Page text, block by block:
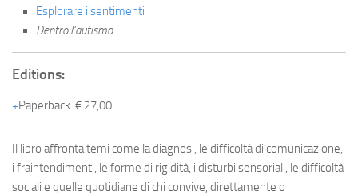
Esplorare i sentimenti
Dentro l'autismo
Editions:
Paperback: € 27,00
Il libro affronta temi come la diagnosi, le difficoltà di comunicazione,
i fraintendimenti, le forme di rigidità, i disturbi sensoriali, le difficoltà
sociali e quelle quotidiane di chi convive, direttamente o